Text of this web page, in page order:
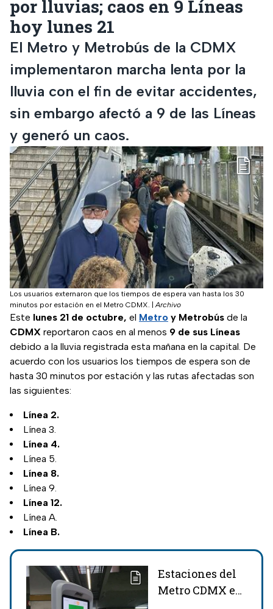
por lluvias; caos en 9 Líneas
hoy lunes 21
El Metro y Metrobús de la CDMX
implementaron marcha lenta por la
lluvia con el fin de evitar accidentes,
sin embargo afectó a 9 de las Líneas
y generó un caos.
Los usuarios externaron que los tiempos de espera van hasta los 30
minutos por estación en el Metro CDMX. |Archivo
Este lunes 21 de octubre, el Metro y Metrobús de la
CDMX reportaron caos en al menos 9 de sus Líneas
debido a la lluvia registrada esta mañana en la capital. De
acuerdo con los usuarios los tiempos de espera son de
hasta 30 minutos por estación y las rutas afectadas son
las siguientes:
Línea 2.
Línea 3.
Línea 4.
Línea 5.
Línea 8.
Línea 9.
Línea 12.
Línea A.
Línea B.
Estaciones del
Metro CDMX en